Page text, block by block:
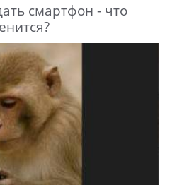
смартфон - что